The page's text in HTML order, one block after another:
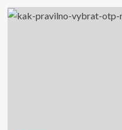
Использование
и